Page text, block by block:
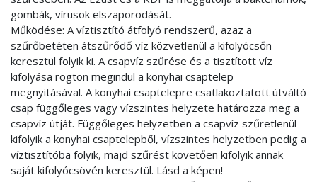
gombák, vírusok elszaporodását.
Működése: A víztisztító átfolyó rendszerű, azaz a
szűrőbetéten átszűrődő víz közvetlenül a kifolyócsőn
keresztül folyik ki. A csapvíz szűrése és a tisztított víz
kifolyása rögtön megindul a konyhai csaptelep
megnyitásával. A konyhai csaptelepre csatlakoztatott útváltó
csap függőleges vagy vízszintes helyzete határozza meg a
csapvíz útját. Függőleges helyzetben a csapvíz szűretlenül
kifolyik a konyhai csaptelepből, vízszintes helyzetben pedig a
víztisztítóba folyik, majd szűrést követően kifolyik annak
saját kifolyócsövén keresztül. Lásd a képen!